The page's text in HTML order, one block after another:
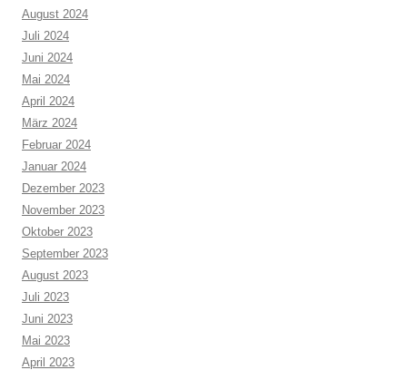
August 2024
Juli 2024
Juni 2024
Mai 2024
April 2024
März 2024
Februar 2024
Januar 2024
Dezember 2023
November 2023
Oktober 2023
September 2023
August 2023
Juli 2023
Juni 2023
Mai 2023
April 2023